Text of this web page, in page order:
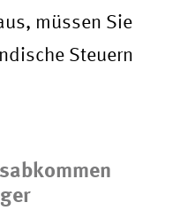
müssen Sie
Steuern